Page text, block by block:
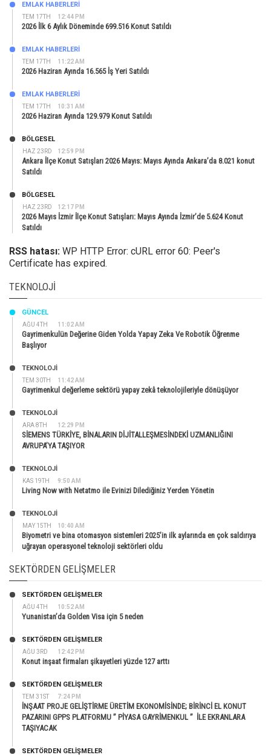
TEM 17TH 12:44 PM
EMLAK HABERLERI
2026 İlk 6 Aylık Döneminde 699.516 Konut Satıldı
TEM 17TH 11:22 AM
EMLAK HABERLERI
2026 Haziran Ayında 16.565 İş Yeri Satıldı
TEM 17TH 10:31 AM
EMLAK HABERLERI
2026 Haziran Ayında 129.979 Konut Satıldı
HAZ 23RD 12:59 PM
BÖLGESEL
Ankara İlçe Konut Satışları 2026 Mayıs: Mayıs Ayında Ankara’da 8.021 konut
Satıldı
HAZ 23RD 12:17 PM
BÖLGESEL
2026 Mayıs İzmir İlçe Konut Satışları: Mayıs Ayında İzmir’de 5.624 Konut
Satıldı
RSS hatası: WP HTTP Error: cURL error 60: Peer's
Certificate has expired.
TEKNOLOJI
AĞU 4TH 11:02 AM
GÜNCEL
Gayrimenkulün Değerine Giden Yolda Yapay Zeka Ve Robotik Öğrenme
Başlıyor
TEM 30TH 11:42 AM
TEKNOLOJİ
Gayrimenkul değerleme sektörü yapay zekâ teknolojileriyle dönüşüyor
ARA 8TH 12:29 PM
TEKNOLOJİ
SİEMENS TÜRKİYE, BİNALARIN DİJİTALLEŞMESİNDEKİ UZMANLIĞINI
AVRUPA’YA TAŞIYOR
KAS 19TH 9:50 AM
TEKNOLOJİ
Living Now with Netatmo ile Evinizi Dilediğiniz Yerden Yönetin
MAY 15TH 10:40 AM
TEKNOLOJİ
Biyometri ve bina otomasyon sistemleri 2025’in ilk aylarında en çok saldırıya
uğrayan operasyonel teknoloji sektörleri oldu
SEKTÖRDEN GELIŞMELER
AĞU 4TH 10:52 AM
SEKTÖRDEN GELIŞMELER
Yunanistan’da Golden Visa için 5 neden
AĞU 3RD 12:42 PM
SEKTÖRDEN GELIŞMELER
Konut inşaat firmaları şikayetleri yüzde 127 arttı
TEM 31ST 7:24 PM
SEKTÖRDEN GELIŞMELER
İNŞAAT PROJE GELİŞTİRME ÜRETİM EKONOMİSİNDE; BİRİNCİ EL KONUT
PAZARINI GPPS PLATFORMU ” PİYASA GAYRİMENKUL ” İLE EKRANLARA
TAŞIYACAK
SEKTÖRDEN GELIŞMELER